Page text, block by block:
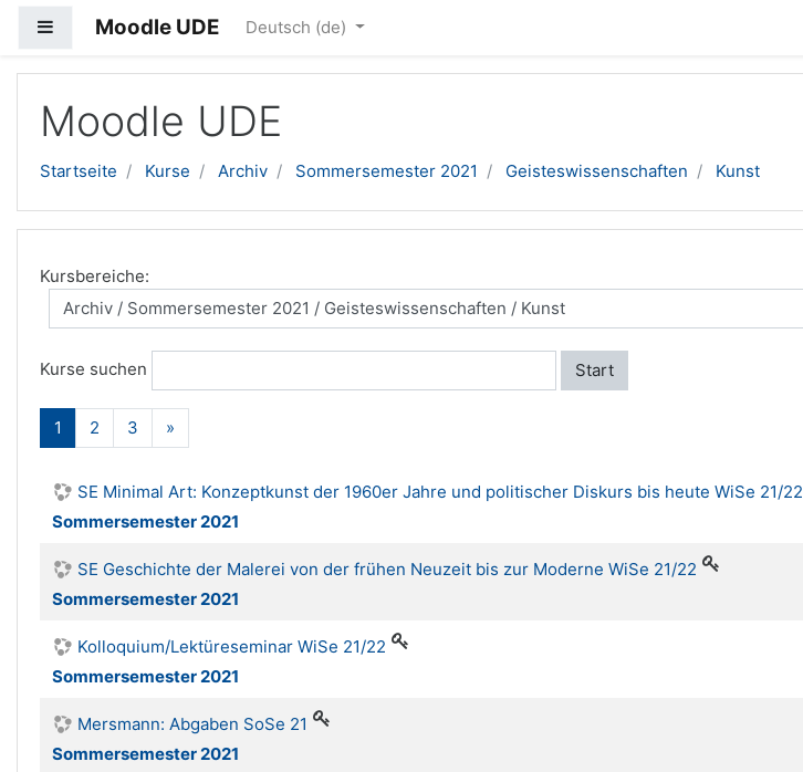
Website-Übersicht
Moodle UDE Deutsch ‎(de)‎
Moodle UDE
Startseite Kurse Archiv Sommersemester 2021 Geisteswissenschaften Kunst
Kursbereiche:
Kurse suchen Start
1 (aktuell)
2 3 »
SE Minimal Art: Konzeptkunst der 1960er Jahre und politischer Diskurs bis heute WiSe 21/22
Sommersemester 2021
SE Geschichte der Malerei von der frühen Neuzeit bis zur Moderne WiSe 21/22
Sommersemester 2021
Kolloquium/Lektüreseminar WiSe 21/22
Sommersemester 2021
Mersmann: Abgaben SoSe 21
Sommersemester 2021